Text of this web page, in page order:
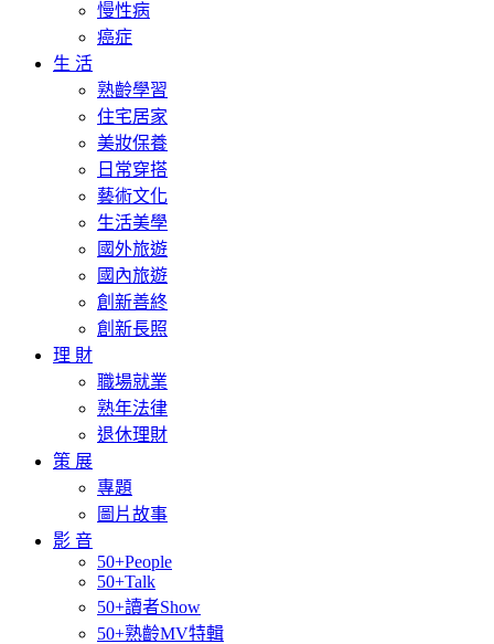
慢性病
癌症
生 活
熟齡學習
住宅居家
美妝保養
日常穿搭
藝術文化
生活美學
國外旅遊
國內旅遊
創新善終
創新長照
理 財
職場就業
熟年法律
退休理財
策 展
專題
圖片故事
影 音
50+People
50+Talk
50+讀者Show
50+熟齡MV特輯